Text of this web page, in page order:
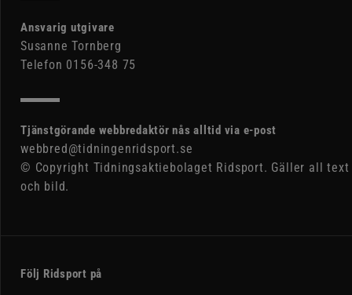
Ansvarig utgivare
Susanne Tornberg
Telefon 0156-348 75
Tjänstgörande webbredaktör nås alltid via e-post
webbred@tidningenridsport.se
© Copyright Tidningsaktiebolaget Ridsport. Gäller all text
och bild.
Följ Ridsport på